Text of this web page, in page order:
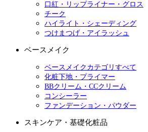
口紅・リップライナー・グロス
チーク
ハイライト・シェーディング
つけまつげ・アイラッシュ
ベースメイク
ベースメイクカテゴリすべて
化粧下地・プライマー
BBクリーム・CCクリーム
コンシーラー
ファンデーション・パウダー
スキンケア・基礎化粧品